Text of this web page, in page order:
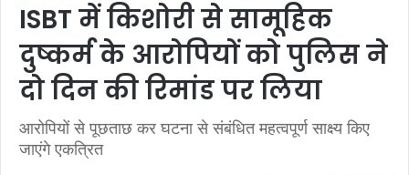
ISBT में किशोरी से सामूहिक
दुष्कर्म के आरोपियों को पुलिस ने
दो दिन की रिमांड पर लिया
आरोपियों से पूछताछ कर घटना से संबंधित महत्वपूर्ण साक्ष्य किए
जाएंगे एकत्रित